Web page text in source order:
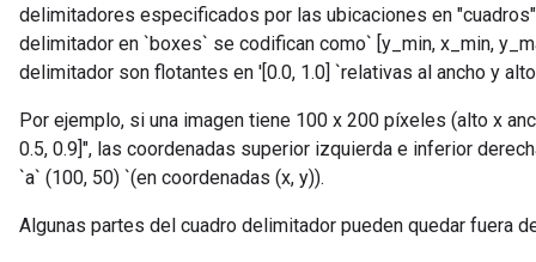
delimitadores especificados por las ubicaciones en
delimitador en `boxes` se codifican como` [y_min, x_min,
delimitador son flotantes en '[0.0, 1.0] `relativas al ancho y
Por ejemplo, si una imagen tiene 100 x 200 píxeles (alto x
0.5, 0.9]", las coordenadas superior izquierda e inferior
`a` (100, 50) `(en coordenadas (x, y)).
Algunas partes del cuadro delimitador pueden quedar fuera